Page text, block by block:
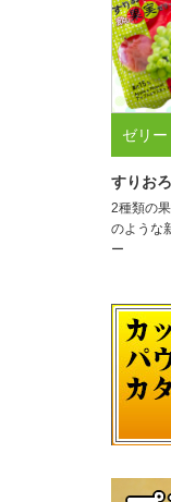
ゼリ
パウ
すりお
2種類の
のような
ー